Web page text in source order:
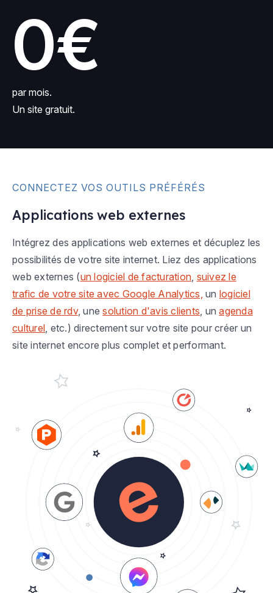
0€
par mois.
Un site gratuit.
CONNECTEZ VOS OUTILS PRÉFÉRÉS
Applications web externes
Intégrez des applications web externes et décuplez les
possibilités de votre site internet. Liez des applications
web externes (un logiciel de facturation, suivez le
trafic de votre site avec Google Analytics, un logiciel
de prise de rdv, unesolution d'avis clients, unagenda
culturel, etc.) directement sur votre site pour créer un
site internet encore plus complet et performant.